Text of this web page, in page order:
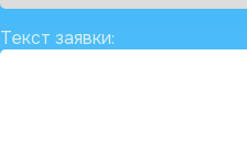
Текст заявки: